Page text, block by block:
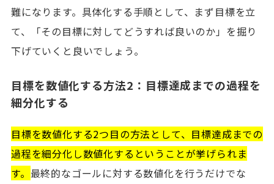
難になります。具体化する手順として、まず目標を立
て、「その目標に対してどうすれば良いのか」を掘り
下げていくと良いでしょう。
目標を数値化する方法2：目標達成までの過程を
細分化する
目標を数値化する2つ目の方法として、目標達成までの
過程を細分化し数値化するということが挙げられま
す。 最終的なゴールに対する数値化を行うだけでな